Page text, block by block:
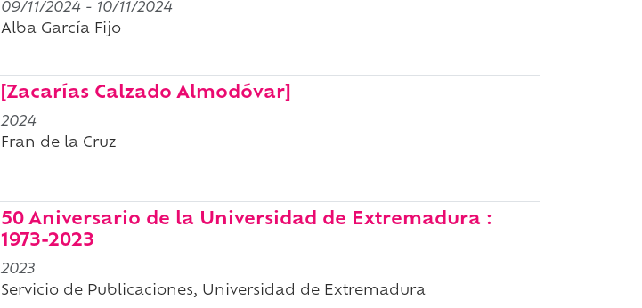
09/11/2024 - 10/11/2024
Alba García Fijo
[Zacarías Calzado Almodóvar]
2024
Fran de la Cruz
50 Aniversario de la Universidad de Extremadura :
1973-2023
2023
Servicio de Publicaciones, Universidad de Extremadura